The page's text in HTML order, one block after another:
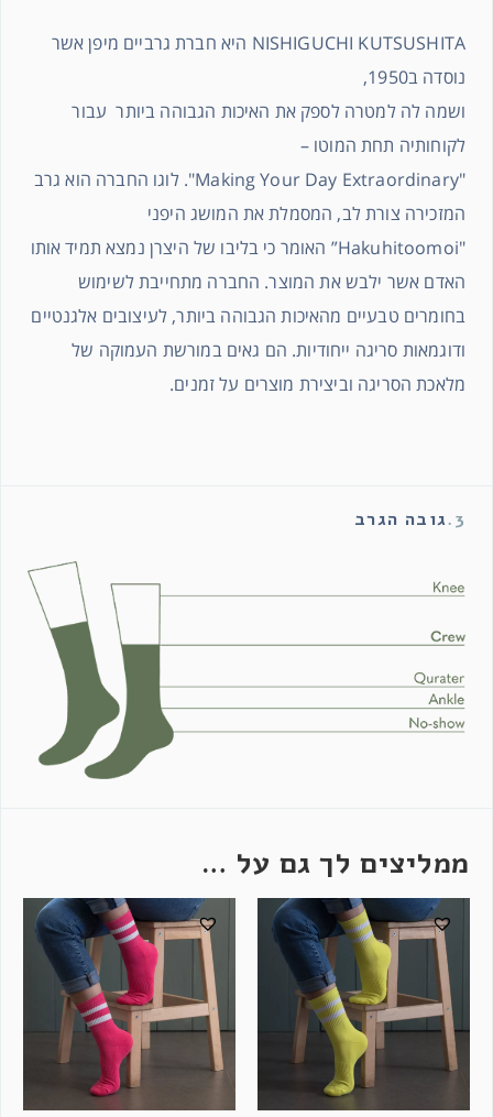
NISHIGUCHI KUTSUSHITA היא חברת גרביים מיפן אשר
נוסדה ב1950,
ושמה לה למטרה לספק את האיכות הגבוהה ביותר עבור
לקוחותיה תחת המוטו –
"Making Your Day Extraordinary". לוגו החברה הוא גרב
המזכירה צורת לב, המסמלת את המושג היפני
"Hakuhitoomoi” האומר כי בליבו של היצרן נמצא תמיד אותו
האדם אשר ילבש את המוצר. החברה מתחייבת לשימוש
בחומרים טבעיים מהאיכות הגבוהה ביותר, לעיצובים אלגנטיים
ודוגמאות סריגה ייחודיות. הם גאים במורשת העמוקה של
מלאכת הסריגה וביצירת מוצרים על זמנים.
3. גובה הגרב
ממליצים לך גם על …